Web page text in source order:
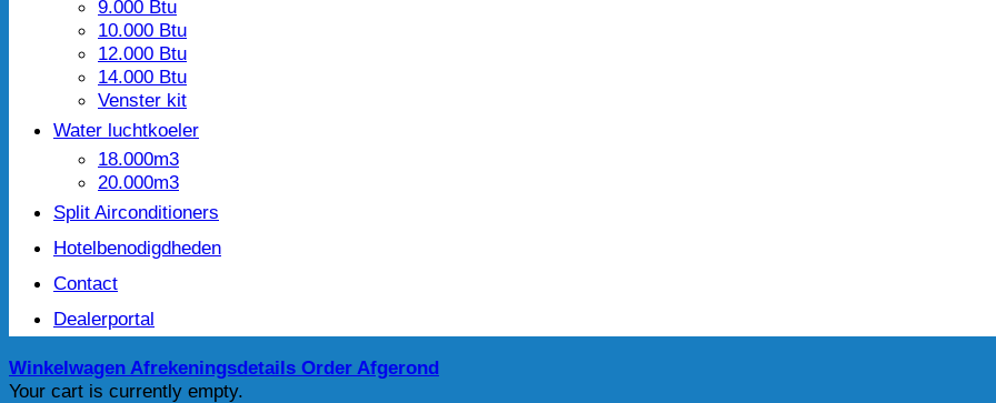
9.000 Btu
10.000 Btu
12.000 Btu
14.000 Btu
Venster kit
Water luchtkoeler
18.000m3
20.000m3
Split Airconditioners
Hotelbenodigdheden
Contact
Dealerportal
Winkelwagen Afrekeningsdetails Order Afgerond
Your cart is currently empty.